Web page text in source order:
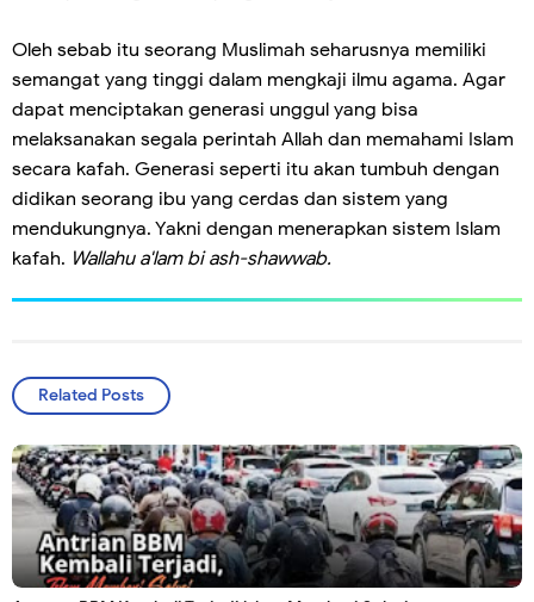
Oleh sebab itu seorang Muslimah seharusnya memiliki
semangat yang tinggi dalam mengkaji ilmu agama. Agar
dapat menciptakan generasi unggul yang bisa
melaksanakan segala perintah Allah dan memahami Islam
secara kafah. Generasi seperti itu akan tumbuh dengan
didikan seorang ibu yang cerdas dan sistem yang
mendukungnya. Yakni dengan menerapkan sistem Islam
kafah. Wallahu a'lam bi ash-shawwab.
Related Posts